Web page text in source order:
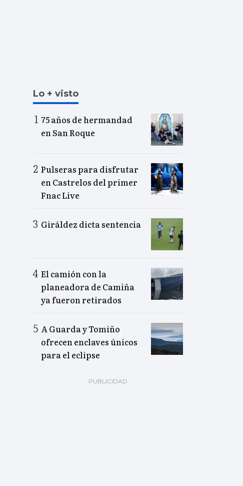
Lo + visto
75 años de hermandad
en San Roque
Pulseras para disfrutar
en Castrelos del primer
Fnac Live
Giráldez dicta sentencia
El camión con la
planeadora de Camiña
ya fueron retirados
A Guarda y Tomiño
ofrecen enclaves únicos
para el eclipse